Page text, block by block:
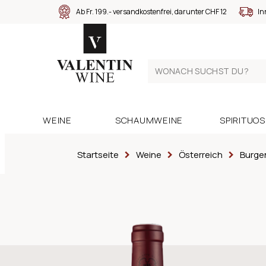
Ab Fr. 199.- versandkostenfrei, darunter CHF 12
WEINE SCHAUMWEINE
Startseite Weine Österreich